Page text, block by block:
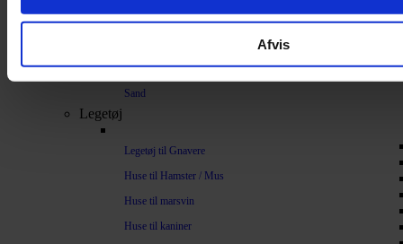
Afvis
Spelt
Vat
Sand
Legetøj
Legetøj til Gnavere
Huse til Hamster / Mus
Huse til marsvin
Huse til kaniner